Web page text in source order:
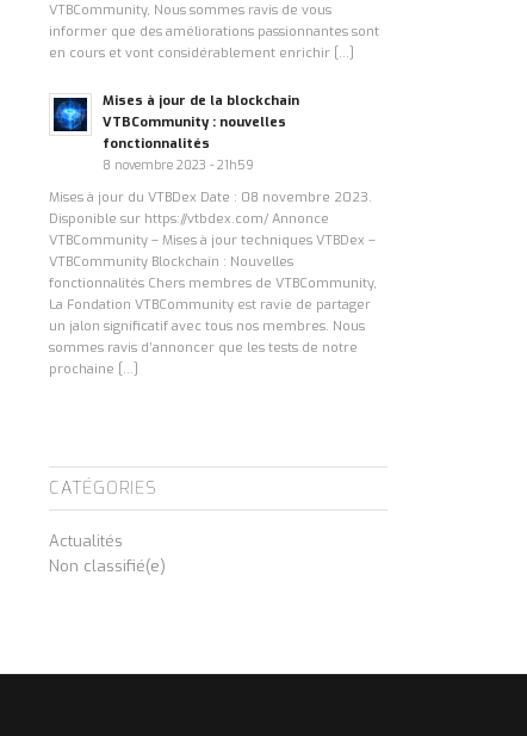
VTBCommunity, Nous sommes ravis de vous
informer que des améliorations passionnantes sont
en cours et vont considérablement enrichir […]
Mises à jour de la blockchain
VTBCommunity : nouvelles
fonctionnalités
8 novembre 2023 - 21h59
Mises à jour du VTBDex Date : 08 novembre 2023.
Disponible sur https://vtbdex.com/ Annonce
VTBCommunity – Mises à jour techniques VTBDex –
VTBCommunity Blockchain : Nouvelles
fonctionnalités Chers membres de VTBCommunity,
La Fondation VTBCommunity est ravie de partager
un jalon significatif avec tous nos membres. Nous
sommes ravis d’annoncer que les tests de notre
prochaine […]
CATÉGORIES
Actualités
Non classifié(e)